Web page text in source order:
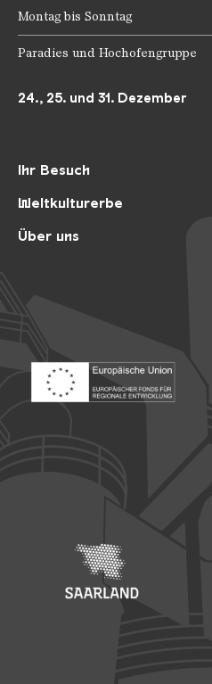
Ihr Besuch
Weltkulturerbe
Über uns
Montag bis Sonntag
Paradies und Hochofengruppe
24., 25. und 31. Dezember